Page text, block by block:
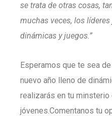
se trata de otras cosas,
muchas veces, los
dinámicas y juegos.”
Esperamos que te sea
nuevo año lleno de
realizarás en tu minsterio
jóvenes.Comentanos tu